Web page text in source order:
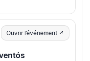
Ouvrir l’événement ↗